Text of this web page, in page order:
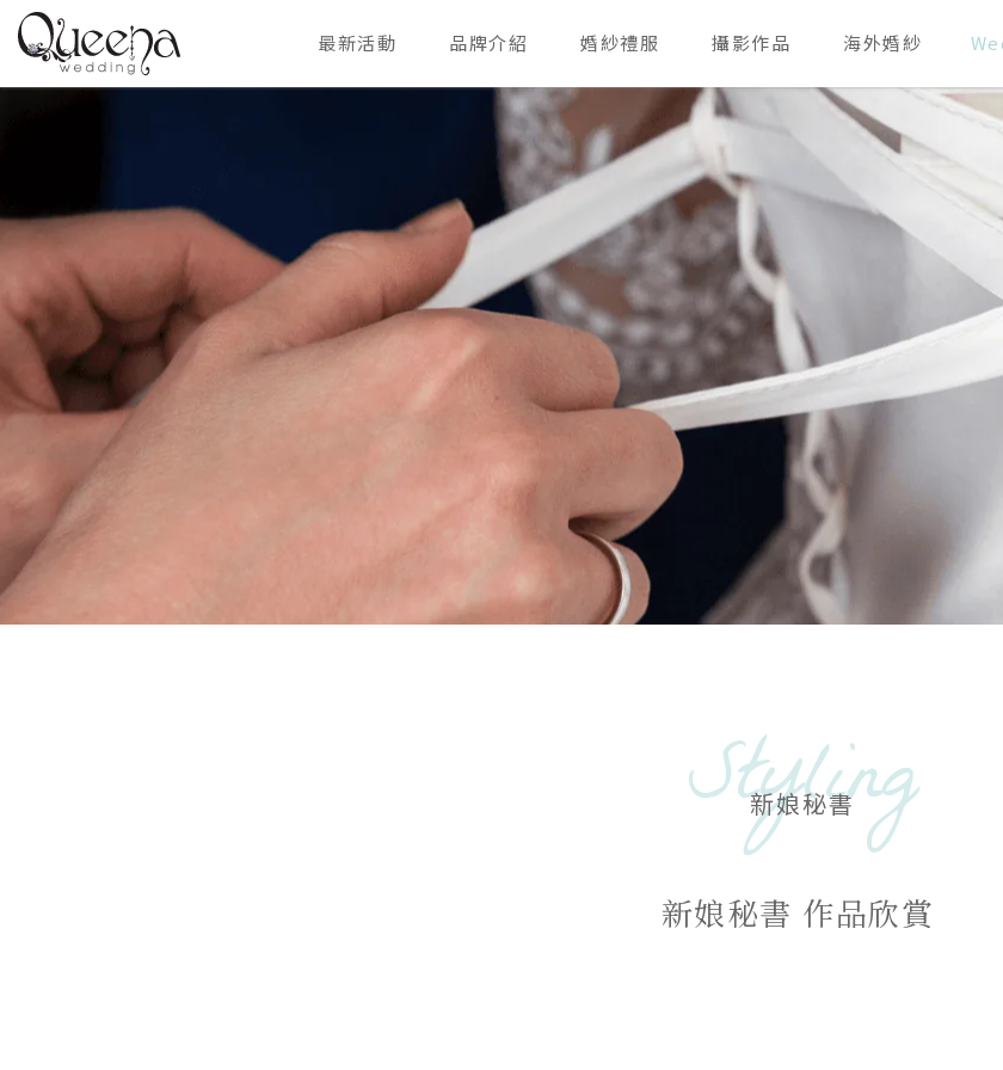
最新活動 品牌介紹 婚紗禮服 攝影作品 海外婚紗
Styling
新娘秘書
新娘秘書 作品欣賞